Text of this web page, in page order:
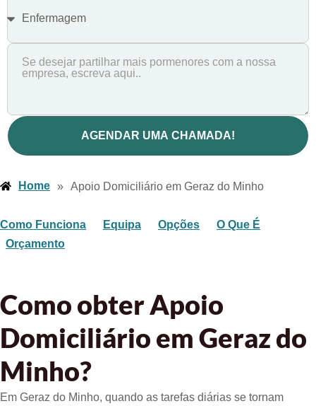
AGENDAR UMA CHAMADA!
Home » Apoio Domiciliário em Geraz do Minho
Como Funciona Equipa Opções
O Que É
Orçamento
Como obter Apoio
Domiciliário em Geraz do
Minho?
Em Geraz do Minho, quando as tarefas diárias se tornam